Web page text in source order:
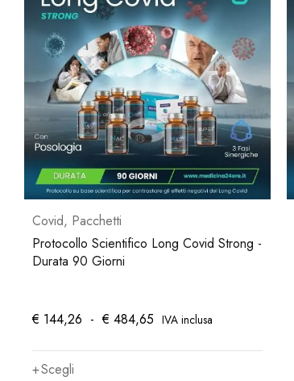
Covid, Pacchetti
Protocollo Scientifico Long Covid Strong -
Durata 90 Giorni
€ 144,26 - € 484,65 IVA inclusa
Scegli